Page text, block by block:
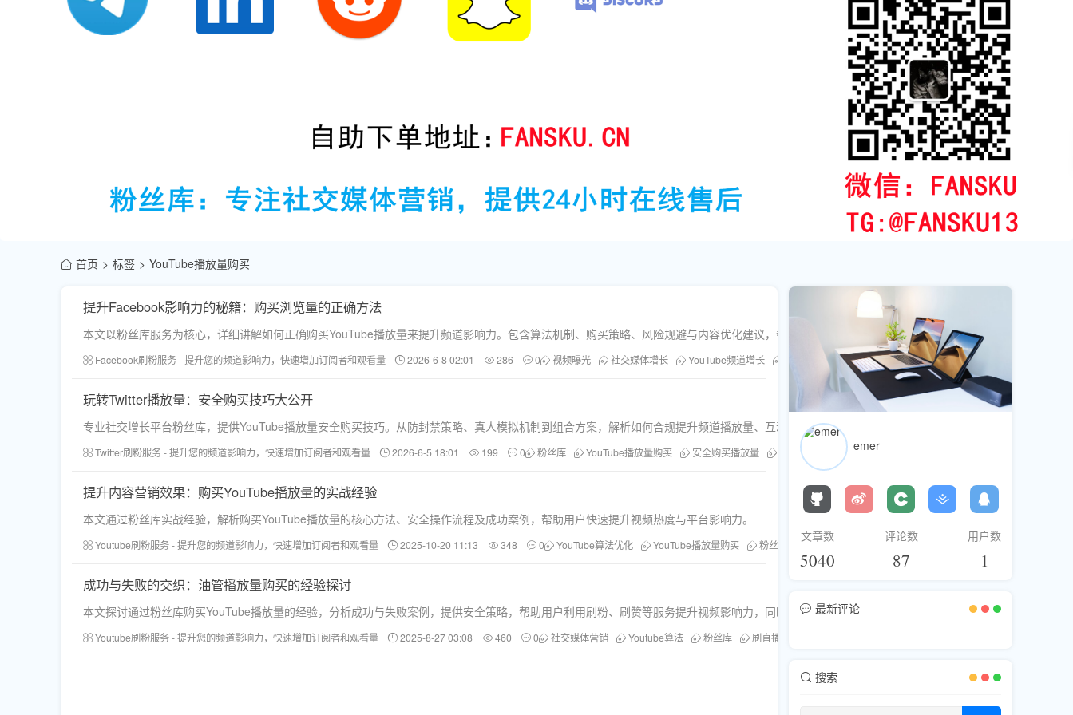
首页 标签 YouTube播放量购买
提升Facebook影响力的秘籍：购买浏览量的正确方法
本文以粉丝库服务为核心，详细讲解如何正确购买YouTube播放量来提升频道影响力。包含算法机制、购买策略、风险规避与内容优化建议，帮助创作者突破冷启动瓶颈。
Facebook刷粉服务 - 提升您的频道影响力，快速增加订阅者和观看量 2026-6-8 02:01 286 0 视频曝光 社交媒体增长 YouTube频道增长 刷YouTube播放量 YouTube播放量购买
玩转Twitter播放量：安全购买技巧大公开
专业社交增长平台粉丝库，提供YouTube播放量安全购买技巧。从防封禁策略、真人模拟机制到组合方案，解析如何合规提升频道播放量、互动率与自然权重，包含避坑指南与售后保障说明。
Twitter刷粉服务 - 提升您的频道影响力，快速增加订阅者和观看量 2026-6-5 18:01 199 0 粉丝库 YouTube播放量购买 安全购买播放量 Youtube刷浏览技巧
提升内容营销效果：购买YouTube播放量的实战经验
本文通过粉丝库实战经验，解析购买YouTube播放量的核心方法、安全操作流程及成功案例，帮助用户快速提升视频热度与平台影响力。
Youtube刷粉服务 - 提升您的频道影响力，快速增加订阅者和观看量 2025-10-20 11:13 348 0 YouTube算法优化 YouTube播放量购买 粉丝库刷量服务 社交媒体流量提升 刷播放量实战
成功与失败的交织：油管播放量购买的经验探讨
本文探讨通过粉丝库购买YouTube播放量的经验，分析成功与失败案例，提供安全策略，帮助用户利用刷粉、刷赞等服务提升视频影响力，同时规避平台风险。
Youtube刷粉服务 - 提升您的频道影响力，快速增加订阅者和观看量 2025-8-27 03:08 460 0 社交媒体营销 Youtube算法 粉丝库 刷直播人气
emer
文章数
5040
评论数
87
用户数
1
最新评论
搜索